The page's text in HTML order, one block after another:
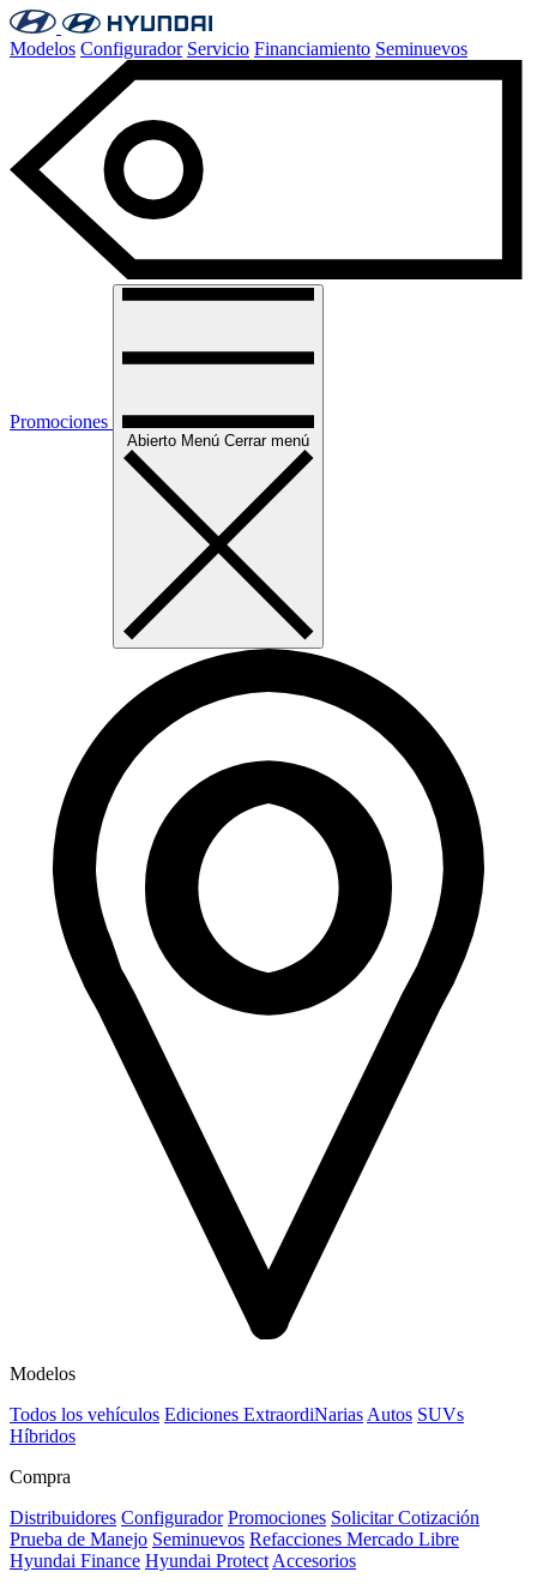
Modelos Configurador Servicio Financiamiento Seminuevos
Promociones
Abierto Menú Cerrar menú
Modelos
Todos los vehículos Ediciones ExtraordiNarias Autos SUVs
Híbridos
Compra
Distribuidores Configurador Promociones Solicitar Cotización
Prueba de Manejo Seminuevos Refacciones Mercado Libre
Hyundai Finance Hyundai Protect Accesorios